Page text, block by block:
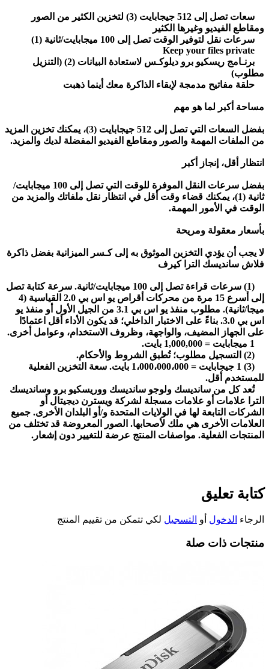
سعات تصل إلى 512 جيجابايت (3) لتخزين الكثير من الصور
ومقاطع الفيديو وغيرها الكثير
سرعات نقل لتوفير الوقت تصل إلى 100 ميجابايت/ثانية (1)
برنـامج ريسكيو برو ديلوكـس لاستعادة البيانات (2) (التنزيل
مطلوب)
حلقة مفاتيح مدمجة لإبقاء الذاكرة معك أينما ذهبت
مساحة أكبر لما هو مهم
بفضل السعات التي تصل إلى 512 جيجابايت (3)، يمكنك تخزين المزيد
من الملفات المهمة والصور ومقاطع الفيديو المفضلة لديك والمزيد.
انتظار أقل، إنجاز أكبر
بفضل سرعات النقل الموفرة للوقت التي تصل إلى 100 ميجابايت/
ثانية (1)، يمكنك قضاء وقت أقل في انتظار نقل ملفاتك والمزيد من
الوقت في الأمور المهمة.
بأسعار معقولة ومريحة
لا يجب أن يؤدي التخزين الموثوق به إلى كـسر الميزانية بفضل ذاكرة
فلاش سانديسك الترا كيرف
(1) سرعات قراءة تصل إلى 100 ميجابايت/ثانية. سرعة كتابة تصل
إلى أسرع 15 مرة من محركات أقراص يو اس بي 2.0 القياسية (4
ميجا/ثانية). مطلوب منفذ يو اس بي 3.1 من الجيل الأول أو منفذ يو
اس بي 3.0. بناءً على الاختبار الداخلي؛ قد يكون الأداء أقل اعتمادًا
على الجهاز المضيف، والواجهة، وظروف الاستخدام، وعوامل أخرى.
(2) التسجيل مطلوب؛ تُطبق الشروط والأحكام.
(3) 1 جيجابايت = 1،000،000،000 بايت. سعة التخزين الفعلية
للمستخدم أقل.
تُعد كل من سانديسك ولوجو سانديسك ووريسكيو برو وسانديسك
الترا علامات أو علامات مسجلة لشركة ويسترن ديجيتال أو
الشركات التابعة لها في الولايات المتحدة و/أو البلدان الأخرى. جميع
العلامات الأخرى هي ملك لأصحابها. الصور المعروضة قد تختلف من
المنتجات الفعلية. مواصفات المنتج عرضة للتغيير دون إشعار.
كتابة تعليق
الرجاء الدخول أو التسجيل لكي تتمكن من تقييم المنتج
منتجات ذات صلة